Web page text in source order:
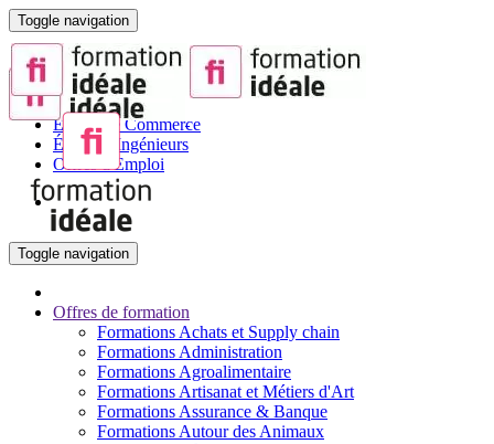
Toggle navigation
Sites partenaires :
BTS
Écoles de Commerce
Écoles d'Ingénieurs
Offres d'Emploi
Toggle navigation
Offres de formation
Formations Achats et Supply chain
Formations Administration
Formations Agroalimentaire
Formations Artisanat et Métiers d'Art
Formations Assurance & Banque
Formations Autour des Animaux